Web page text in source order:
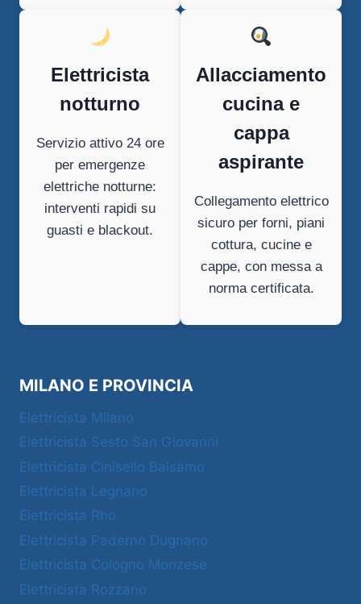
Elettricista
notturno
Servizio attivo 24 ore
per emergenze
elettriche notturne:
interventi rapidi su
guasti e blackout.
Allacciamento
cucina e
cappa
aspirante
Collegamento elettrico
sicuro per forni, piani
cottura, cucine e
cappe, con messa a
norma certificata.
MILANO E PROVINCIA
Elettricista Milano
Elettricista Sesto San Giovanni
Elettricista Cinisello Balsamo
Elettricista Legnano
Elettricista Rho
Elettricista Paderno Dugnano
Elettricista Cologno Monzese
Elettricista Rozzano